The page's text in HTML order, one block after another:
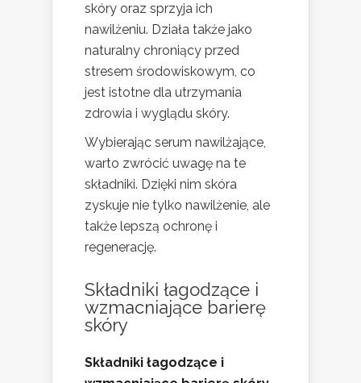
skóry oraz sprzyja ich
nawilżeniu. Działa także jako
naturalny chroniący przed
stresem środowiskowym, co
jest istotne dla utrzymania
zdrowia i wyglądu skóry.
Wybierając serum nawilżające,
warto zwrócić uwagę na te
składniki. Dzięki nim skóra
zyskuje nie tylko nawilżenie, ale
także lepszą ochronę i
regenerację.
Składniki łagodzące i
wzmacniające barierę
skóry
Składniki łagodzące i